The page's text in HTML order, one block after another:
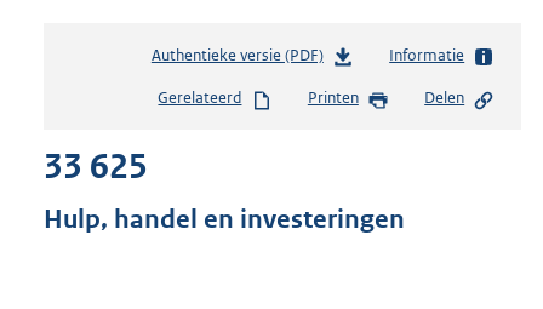
Authentieke versie (PDF)b
s
s
Informatie
Gerelateerd Printen Delen
33 625
Hulp, handel en investeringen